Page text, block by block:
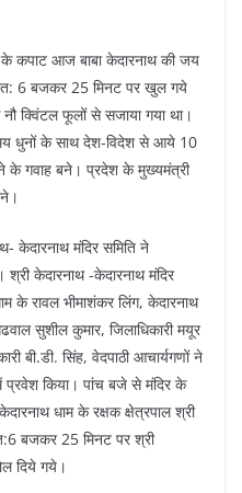
के कपाट आज बाबा केदारनाथ की जय
6 बजकर 25 मिनट पर खुल गये
क्विंटल फूलों से सजाया गया था।
धुनों के साथ देश-विदेश से आये 10
के गवाह बने। प्रदेश‌ के मुख्यमंत्री
केदारनाथ मंदिर समिति ने
केदारनाथ -केदारनाथ मंदिर
के रावल भीमाशंकर लिंग, केदारनाथ
सुशील कुमार, जिलाधिकारी मयूर
बी.डी. सिंह, वेदपाठी आचार्यगणों ने
प्रवेश किया। पांच बजे से मंदिर के
धाम के रक्षक क्षेत्रपाल श्री
बजकर 25 मिनट पर श्री
दिये गये।